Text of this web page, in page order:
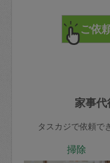
家事
タスカジで依頼で
掃除